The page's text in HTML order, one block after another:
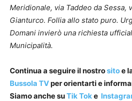
Meridionale, via Taddeo da Sessa,
Gianturco. Follia allo stato puro.
Domani invierò una richiesta
Municipalità.
Continua a seguire il nostrositoe
Bussola TVper orientarti e
Siamo anche suTik Toke